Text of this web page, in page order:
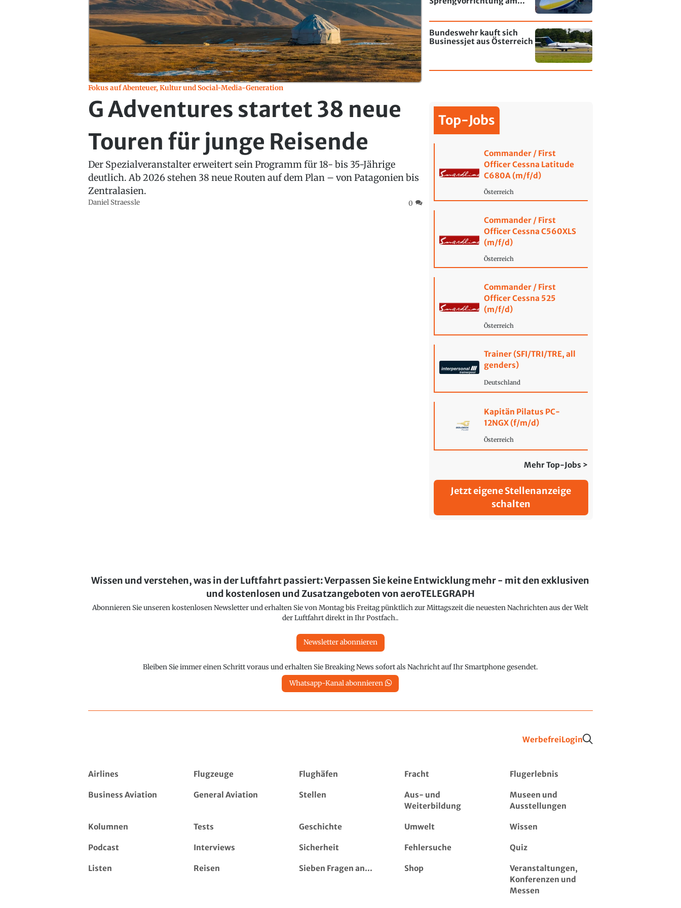
Fokus auf Abenteuer, Kultur und Social-Media-Generation
G Adventures startet 38 neue
Touren für junge Reisende
Der Spezialveranstalter erweitert sein Programm für 18- bis 35-Jährige
deutlich. Ab 2026 stehen 38 neue Routen auf dem Plan – von Patagonien bis
Zentralasien.
Daniel Straessle 0
Bundeswehr kauft sich
Businessjet aus Österreich
Top-Jobs
Commander / First
Officer Cessna Latitude
C680A (m/f/d)
Österreich
Commander / First
Officer Cessna C560XLS
(m/f/d)
Österreich
Commander / First
Officer Cessna 525
(m/f/d)
Österreich
Trainer (SFI/TRI/TRE, all
genders)
Deutschland
Kapitän Pilatus PC-
12NGX (f/m/d)
Österreich
Mehr Top-Jobs >
Jetzt eigene Stellenanzeige
schalten
Wissen und verstehen, was in der Luftfahrt passiert: Verpassen Sie keine Entwicklung mehr - mit den exklusiven
und kostenlosen und Zusatzangeboten von aeroTELEGRAPH
Abonnieren Sie unseren kostenlosen Newsletter und erhalten Sie von Montag bis Freitag pünktlich zur Mittagszeit die neuesten Nachrichten aus der Welt
der Luftfahrt direkt in Ihr Postfach..
Newsletter abonnieren
Bleiben Sie immer einen Schritt voraus und erhalten Sie Breaking News sofort als Nachricht auf Ihr Smartphone gesendet.
Whatsapp-Kanal abonnieren
WerbefreiLogin
Airlines Flugzeuge Flughäfen Fracht Flugerlebnis
Business Aviation General Aviation Stellen
Aus- und
Weiterbildung
Museen und
Ausstellungen
Kolumnen Tests Geschichte Umwelt Wissen
Podcast Interviews Sicherheit Fehlersuche Quiz
Listen Reisen Sieben Fragen an... Shop
Veranstaltungen,
Konferenzen und
Messen